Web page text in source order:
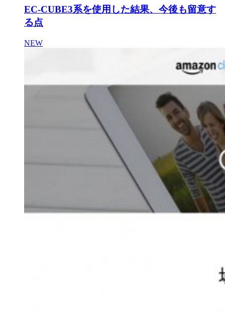
EC-CUBE3系を使用した結果、今後も留意す
る点
NEW